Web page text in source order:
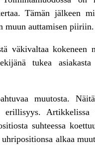
Tämän jälkeen
muun auttamisen piiriin.
väkivaltaa kokeneen
tukea asiakasta
muutosta.
Artikkelissa
suhteessa
alkaa